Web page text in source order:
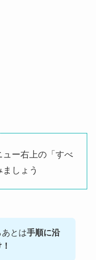
ュー右上の「すべ
しょう
あとは手順に沿